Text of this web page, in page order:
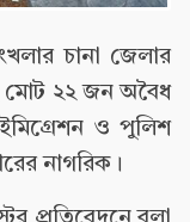
চানা জেলার
মোট ২২ জন অবৈধ
ও পুলিশ
নাগরিক।